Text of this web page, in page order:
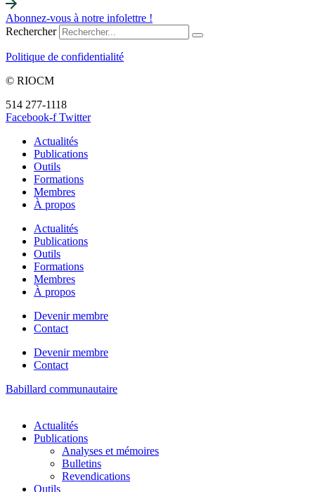
Abonnez-vous à notre infolettre !
Rechercher
Politique de confidentialité
© RIOCM
514 277-1118
Facebook-f Twitter
Actualités
Publications
Outils
Formations
Membres
À propos
Actualités
Publications
Outils
Formations
Membres
À propos
Devenir membre
Contact
Devenir membre
Contact
Babillard communautaire
Actualités
Publications
Analyses et mémoires
Bulletins
Revendications
Outils